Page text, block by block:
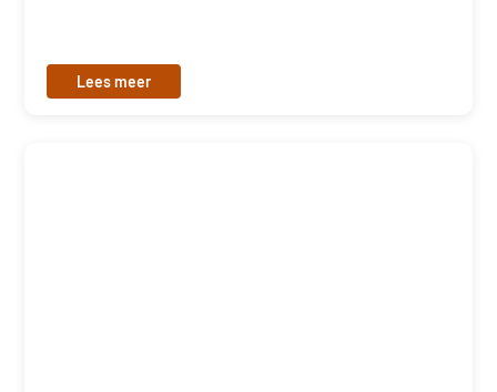
Lees meer